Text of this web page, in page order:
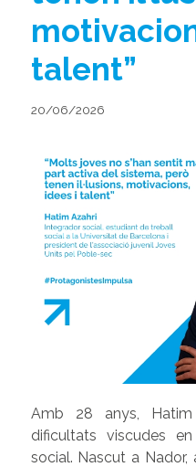
talent”
20/06/2026
Amb 28 anys,
dificultats viscudes
social. Nascut a